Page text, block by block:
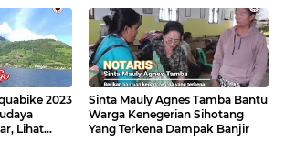
2023
Lihat
Sinta Mauly Agnes Tamba Bantu
Warga Kenegerian Sihotang
Yang Terkena Dampak Banjir